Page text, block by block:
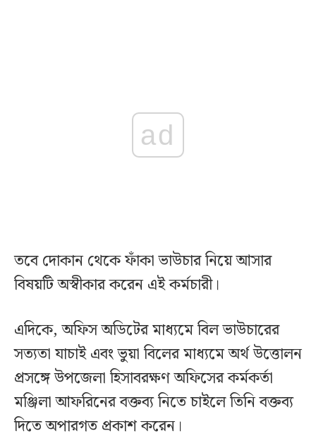
ad
তবে দোকান থেকে ফাঁকা ভাউচার নিয়ে আসার
বিষয়টি অস্বীকার করেন এই কর্মচারী।
এদিকে, অফিস অডিটের মাধ্যমে বিল ভাউচারের
সত্যতা যাচাই এবং ভুয়া বিলের মাধ্যমে অর্থ উত্তোলন
প্রসঙ্গে উপজেলা হিসাবরক্ষণ অফিসের কর্মকর্তা
মঞ্জিলা আফরিনের বক্তব্য নিতে চাইলে তিনি বক্তব্য
দিতে অপারগত প্রকাশ করেন।